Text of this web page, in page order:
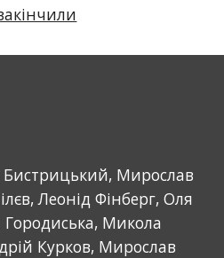
Бистрицький, Мирослав
Леонід Фінберг, Оля
Микола
Курков, Мирослав